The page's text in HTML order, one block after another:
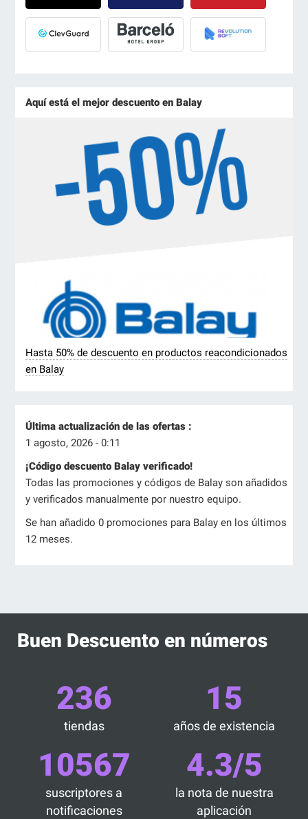
Aquí está el mejor descuento en Balay
Hasta 50% de descuento en productos reacondicionados
en Balay
Última actualización de las ofertas :
1 agosto, 2026 - 0:11
¡Código descuento Balay verificado!
Todas las promociones y códigos de Balay son añadidos
y verificados manualmente por nuestro equipo.
Se han añadido 0 promociones para Balay en los últimos
12 meses.
Buen Descuento en números
236
tiendas
15
años de existencia
10567
suscriptores a
notificaciones
4.3/5
la nota de nuestra
aplicación